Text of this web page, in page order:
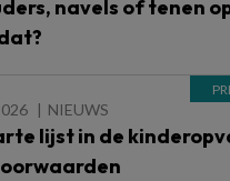
navels of tenen
NIEUWS
lijst in de